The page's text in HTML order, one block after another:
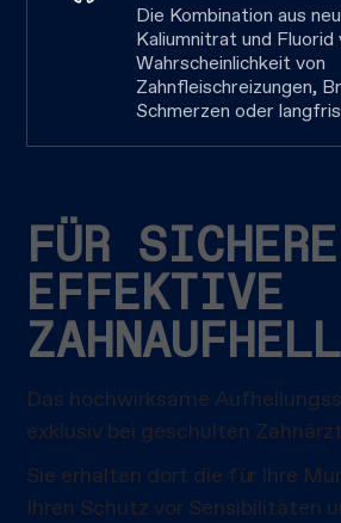
Die Kombination aus
Kaliumnitrat und
Wahrscheinlichkeit von
Zahnfleischreizungen,
Schmerzen oder
FÜR
EFFEKTIVE
Das hochwirksame
exklusiv bei geschulten
Sie erhalten dort die für Ihre
Ihren Schutz vor Sensibilitäten